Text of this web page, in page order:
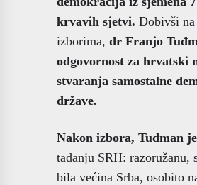
krvavih sjetvi. Dobivši
izborima, dr Franjo
odgovornost za hrvatski
stvaranja samostalne
države.
Nakon izbora, Tuđman
tadanju SRH:
bila većina Srba, osobito